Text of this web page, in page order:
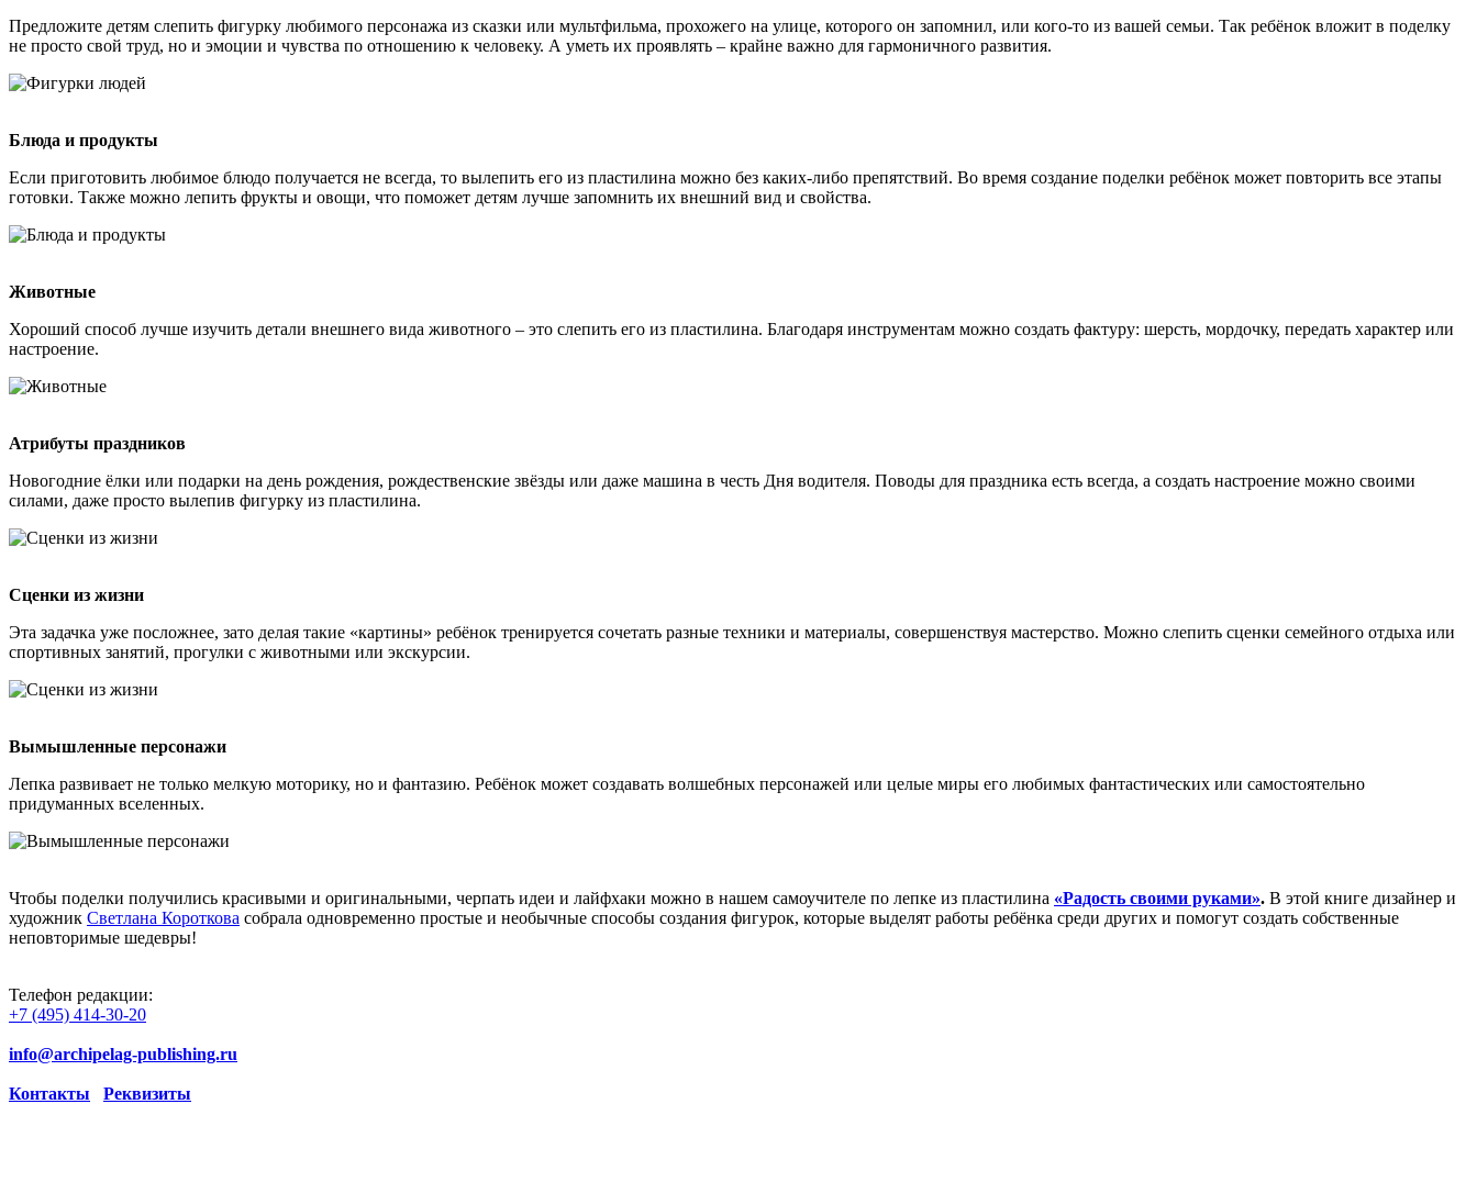
Предложите детям слепить фигурку любимого персонажа из сказки или мультфильма, прохожего на улице, которого он запомнил, или кого-то из вашей семьи. Так ребёнок вложит в поделку
не просто свой труд, но и эмоции и чувства по отношению к человеку. А уметь их проявлять – крайне важно для гармоничного развития.
Блюда и продукты
Если приготовить любимое блюдо получается не всегда, то вылепить его из пластилина можно без каких-либо препятствий. Во время создание поделки ребёнок может повторить все этапы
готовки. Также можно лепить фрукты и овощи, что поможет детям лучше запомнить их внешний вид и свойства.
Животные
Хороший способ лучше изучить детали внешнего вида животного – это слепить его из пластилина. Благодаря инструментам можно создать фактуру: шерсть, мордочку, передать характер или
настроение.
Атрибуты праздников
Новогодние ёлки или подарки на день рождения, рождественские звёзды или даже машина в честь Дня водителя. Поводы для праздника есть всегда, а создать настроение можно своими
силами, даже просто вылепив фигурку из пластилина.
Сценки из жизни
Эта задачка уже посложнее, зато делая такие «картины» ребёнок тренируется сочетать разные техники и материалы, совершенствуя мастерство. Можно слепить сценки семейного отдыха или
спортивных занятий, прогулки с животными или экскурсии.
Вымышленные персонажи
Лепка развивает не только мелкую моторику, но и фантазию. Ребёнок может создавать волшебных персонажей или целые миры его любимых фантастических или самостоятельно
придуманных вселенных.
Чтобы поделки получились красивыми и оригинальными, черпать идеи и лайфхаки можно в нашем самоучителе по лепке из пластилина «Радость своими руками». В этой книге дизайнер и
художник Светлана Короткова собрала одновременно простые и необычные способы создания фигурок, которые выделят работы ребёнка среди других и помогут создать собственные
неповторимые шедевры!
Телефон редакции:
+7 (495) 414-30-20
info@archipelag-publishing.ru
Контакты Реквизиты